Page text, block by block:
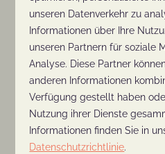
Ferienpark
Berg“
Genießen Sie bei einem
Thijmse Berg“ Luxus und
unserer komplett
De Thijmse Berg istdas
den Herbst zu genießen
unseren Datenverkehr zu
Informationen über Ihre
unseren Partnern für soziale
Analyse. Diese Partner
anderen Informationen
Verfügung gestellt haben
Nutzung ihrer Dienste
Informationen finden Sie in
Datenschutzrichtlinie.